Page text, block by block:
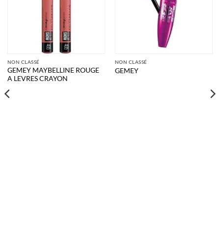
NON CLASSÉ
GEMEY MAYBELLINE ROUGE
A LEVRES CRAYON
NON CLASSÉ
GEMEY